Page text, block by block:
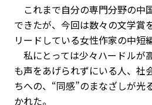
これまで自分の専門分野の中
できたが、今回は数々の文学賞
リードしている女性作家の中短
私にとっては少々ハードルが
も声をあげられずにいる人、社
ちへの、“同感”のまなざしが光
かれた。